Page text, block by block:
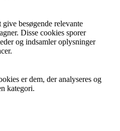
besøgende relevante
Disse cookies sporer
og indsamler oplysninger
er dem, der analyseres og
kategori.